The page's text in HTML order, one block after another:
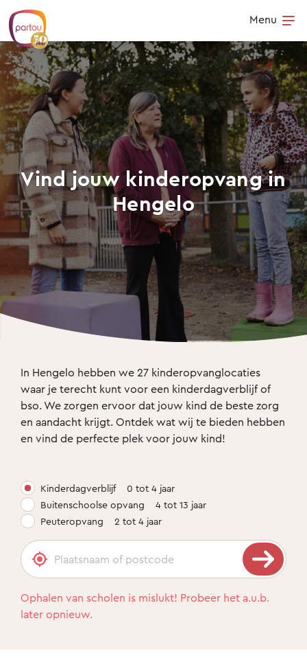
Skip to content
Menu
Vind jouw kinderopvang in
Hengelo
In Hengelo hebben we 27 kinderopvanglocaties
waar je terecht kunt voor een kinderdagverblijf of
bso. We zorgen ervoor dat jouw kind de beste zorg
en aandacht krijgt. Ontdek wat wij te bieden hebben
en vind de perfecte plek voor jouw kind!
Kinderdagverblijf
0 tot 4 jaar
Buitenschoolse opvang
4 tot 13 jaar
Peuteropvang
2 tot 4 jaar
Ophalen van scholen is mislukt! Probeer het a.u.b.
later opnieuw.